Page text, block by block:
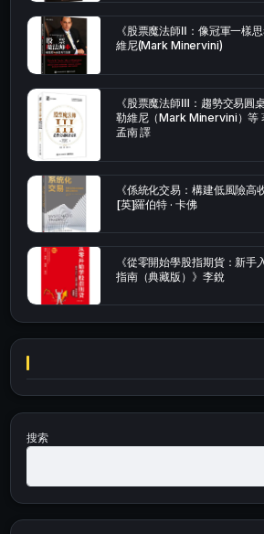
《股票魔法師Ⅱ：像冠軍一樣
維尼(Mark Minervini)
《股票魔法師Ⅲ：趨勢交易圓
勒維尼（Mark Minervini）等
孟南 譯
《係統化交易：構建低風險高
[英]羅伯特 · 卡佛
《從零開始學股指期貨：新
指南（典藏版）》李銳
搜索